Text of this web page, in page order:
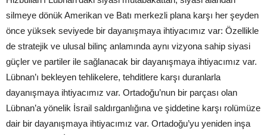
silmeye dönük Amerikan ve Batı merkezli plana karşı her şeyden
önce yüksek seviyede bir dayanışmaya ihtiyacımız var: Özellikle
de stratejik ve ulusal bilinç anlamında aynı vizyona sahip siyasi
güçler ve partiler ile sağlanacak bir dayanışmaya ihtiyacımız var.
Lübnan’ı bekleyen tehlikelere, tehditlere karşı duranlarla
dayanışmaya ihtiyacımız var. Ortadoğu’nun bir parçası olan
Lübnan’a yönelik İsrail saldırganlığına ve şiddetine karşı rolümüze
dair bir dayanışmaya ihtiyacımız var. Ortadoğu’yu yeniden inşa